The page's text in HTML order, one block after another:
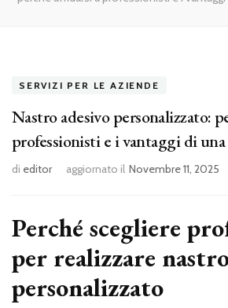
SERVIZI PER LE AZIENDE
Nastro adesivo personalizzato:
professionisti e i vantaggi di
di editor aggiornato il Novembre 11, 2025
Perché scegliere
per realizzare
personalizzato